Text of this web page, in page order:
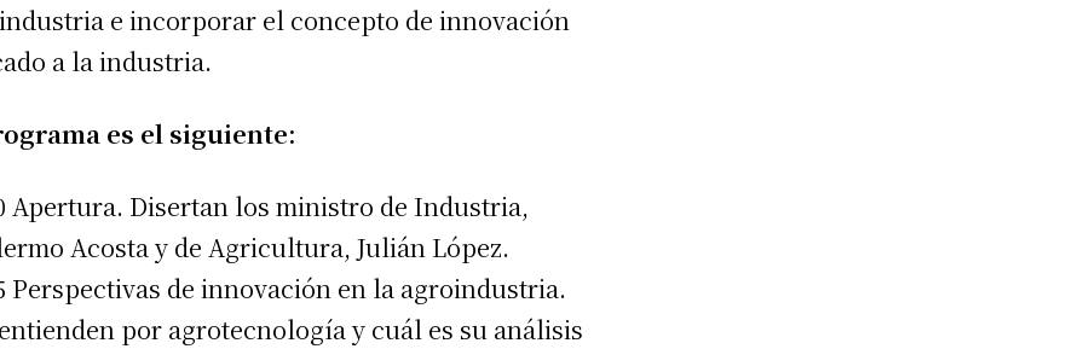
e incorporar el concepto de innovación
a la industria.
es el siguiente:
Apertura. Disertan los ministro de Industria,
Acosta y de Agricultura, Julián López.
Perspectivas de innovación en la agroindustria.
por agrotecnología y cuál es su análisis